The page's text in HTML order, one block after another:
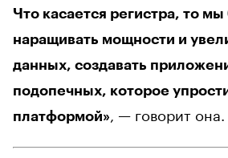
Что касается регистра, то
наращивать мощности и
данных, создавать
подопечных, которое
платформой»
, — говорит она.